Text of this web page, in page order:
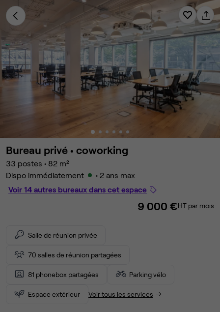
Bureau privé • coworking
33 postes • 82 m²
Dispo immédiatement
• 2 ans max
Voir 14 autres bureaux dans cet espace
9 000 €HT par mois
Salle de réunion privée
70 salles de réunion partagées
81 phonebox partagées Parking vélo
Espace extérieur Voir tous les services